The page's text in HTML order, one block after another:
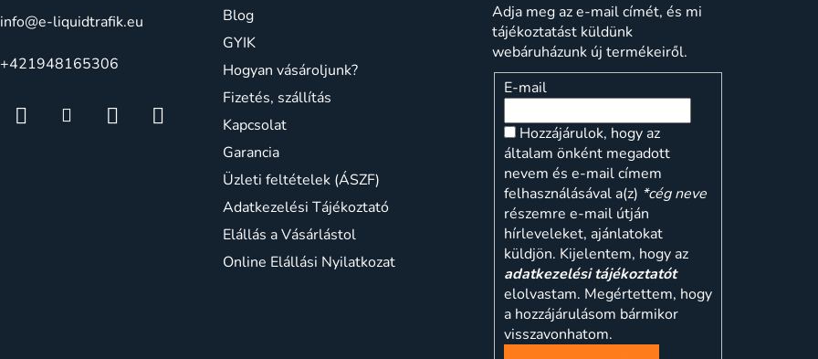
info@e-liquidtrafik.eu
+421948165306
Blog
GYIK
Hogyan vásároljunk?
Fizetés, szállítás
Kapcsolat
Garancia
Üzleti feltételek (ÁSZF)
Adatkezelési Tájékoztató
Elállás a Vásárlástol
Online Elállási Nyilatkozat
Adja meg az e-mail címét, és mi
tájékoztatást küldünk
webáruházunk új termékeiről.
E-mail
Hozzájárulok, hogy az
általam önként megadott
nevem és e-mail címem
felhasználásával a(z) *cég neve
részemre e-mail útján
hírleveleket, ajánlatokat
küldjön. Kijelentem, hogy az
adatkezelési tájékoztatót
elolvastam. Megértettem, hogy
a hozzájárulásom bármikor
visszavonhatom.